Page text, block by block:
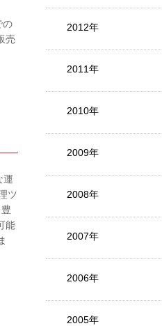
の
売
運
ツ
能
2012年
2011年
2010年
2009年
2008年
2007年
2006年
2005年